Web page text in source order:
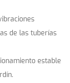
de las tuberías
estable